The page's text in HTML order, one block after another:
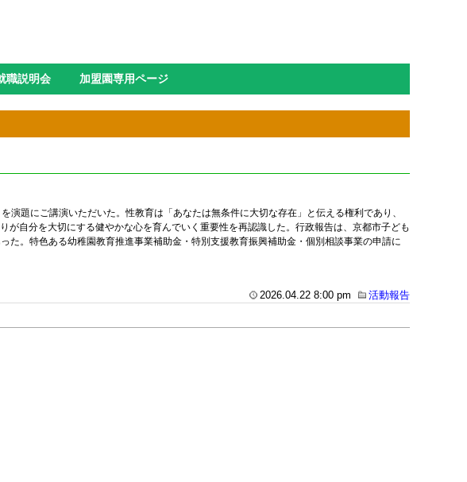
職説明会 加盟園専用ページ
題にご講演いただいた。性教育は「あなたは無条件に大切な存在」と伝える権利であり、
自分を大切にする健やかな心を育んでいく重要性を再認識した。行政報告は、京都市子ども
。特色ある幼稚園教育推進事業補助金・特別支援教育振興補助金・個別相談事業の申請に
2026.04.22 8:00 pm 活動報告